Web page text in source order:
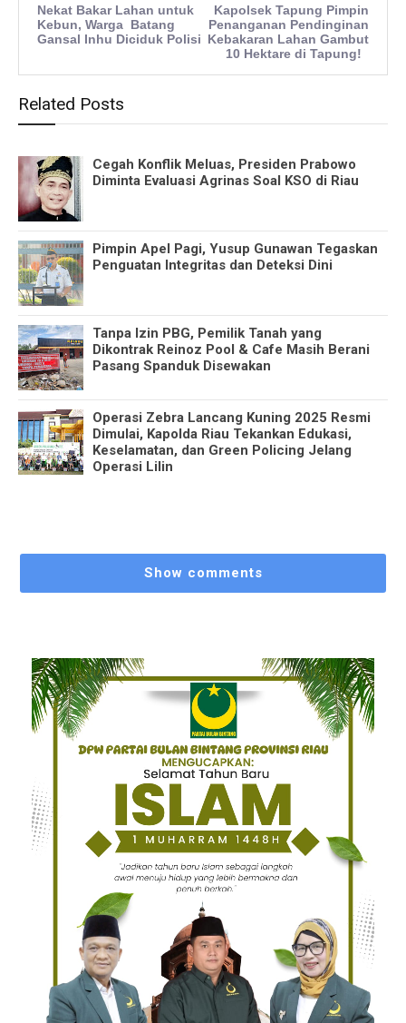
Nekat Bakar Lahan untuk
Kebun, Warga Batang
Gansal Inhu Diciduk Polisi
Kapolsek Tapung Pimpin
Penanganan Pendinginan
Kebakaran Lahan Gambut
10 Hektare di Tapung!
Related Posts
Cegah Konflik Meluas, Presiden Prabowo
Diminta Evaluasi Agrinas Soal KSO di Riau
Pimpin Apel Pagi, Yusup Gunawan Tegaskan
Penguatan Integritas dan Deteksi Dini
Tanpa Izin PBG, Pemilik Tanah yang
Dikontrak Reinoz Pool & Cafe Masih Berani
Pasang Spanduk Disewakan
Operasi Zebra Lancang Kuning 2025 Resmi
Dimulai, Kapolda Riau Tekankan Edukasi,
Keselamatan, dan Green Policing Jelang
Operasi Lilin
Show comments